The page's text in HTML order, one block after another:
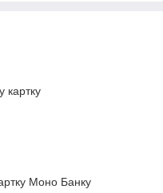
картку
Моно Банку